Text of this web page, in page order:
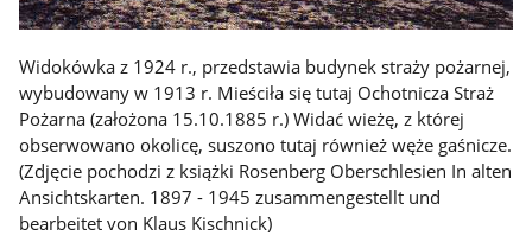
Widokówka z 1924 r., przedstawia budynek straży pożarnej,
wybudowany w 1913 r. Mieściła się tutaj Ochotnicza Straż
Pożarna (założona 15.10.1885 r.) Widać wieżę, z której
obserwowano okolicę, suszono tutaj również węże gaśnicze.
(Zdjęcie pochodzi z książki Rosenberg Oberschlesien In alten
Ansichtskarten. 1897 - 1945 zusammengestellt und
bearbeitet von Klaus Kischnick)